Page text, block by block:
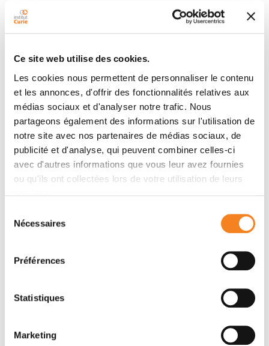
Ce site web utilise des cookies.
Les cookies nous permettent de personnaliser le contenu
et les annonces, d'offrir des fonctionnalités relatives aux
médias sociaux et d'analyser notre trafic. Nous
partageons également des informations sur l'utilisation de
notre site avec nos partenaires de médias sociaux, de
publicité et d'analyse, qui peuvent combiner celles-ci
avec d'autres informations que vous leur avez fournies
ou qu'ils ont collectées lors de votre utilisation de leurs
Nécessaires
Préférences
Statistiques
Marketing
Membres
NICOLAS
MANEL
XAVIER
LAHAYE